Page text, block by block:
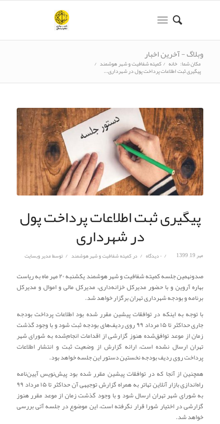
وبلاگ - آخرین اخبار
مکان شما: خانه /کمیته شفافیت و شهر هوشمند /
پیگیری ثبت اطلاعات پرداخت پول در شهرداری...
پیگیری ثبت اطلاعات پرداخت پول
در شهرداری
مهر 19, 1399 / ۰ دیدگاه / درکمیته شفافیت و شهر هوشمند / توسطمدیر وبسایت
صدونهمین جلسه کمیته شفافیت و شهر هوشمند یکشنبه ۲۰ مهر ماه به ریاست
بهاره آروین و با حضور مدیرکل خزانه‌داری، مدیرکل مالی و اموال و مدیرکل
برنامه و بودجه شهرداری تهران برگزار خواهد شد.
با توجه به اینکه در توافقات پیشین مقرر شده بود اطلاعات پرداخت بودجه
جاری حداکثر تا ۱۵ مرداد ۹۹ روی ردیف‌های بودجه ثبت شود و با وجود گذشت
زمان از موعد توافق‌شده هنوز گزارشی از اقدامات انجام‌شده به شورای شهر
تهران ارسال نشده است، ارائه گزارش از وضعیت ثبت و انتشار اطلاعات
پرداخت روی ردیف بودجه نخستین دستور این جلسه خواهد بود.
همچنین از آنجا که در توافقات پیشین مقرر شده بود پیش‌نویس آیین‌نامه
راه‌اندازی بازار آنلاین تهاتر به همراه گزارش توجیهی آن حداکثر تا ۱۵ مرداد ۹۹
به شورای شهر تهران ارسال شود و با وجود گذشت زمان از موعد مقرر هنوز
گزارشی در اختیار شورا قرار نگرفته است، این موضوع در جلسه آتی بررسی
خواهد شد.